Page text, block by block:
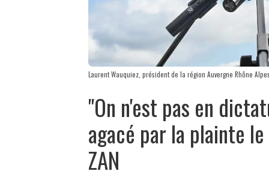
Laurent Wauquiez, président de la région Auvergne Rhône
"On n'est pas en
agacé par la plainte
ZAN